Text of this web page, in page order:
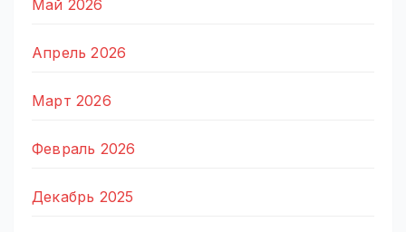
Май 2026
Апрель 2026
Март 2026
Февраль 2026
Декабрь 2025